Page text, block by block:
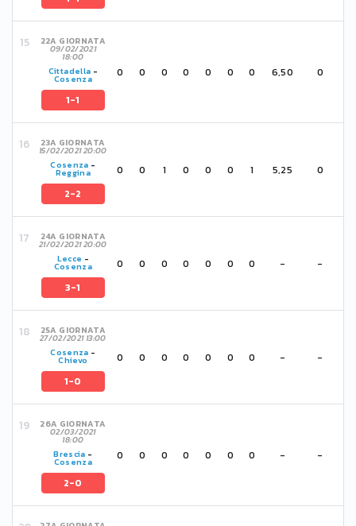
22A GIORNATA
09/02/2021
18:00
Cittadella -
Cosenza
1-1
0 0 0 0 0 0 0 6,50 0
23A GIORNATA
15/02/2021 20:00
Cosenza -
Reggina
2-2
0 0 1 0 0 0 1 5,25 0
24A GIORNATA
21/02/2021 20:00
Lecce -
Cosenza
3-1
0 0 0 0 0 0 0 - -
25A GIORNATA
27/02/2021 13:00
Cosenza -
Chievo
1-0
0 0 0 0 0 0 0 - -
26A GIORNATA
02/03/2021
18:00
Brescia -
Cosenza
2-0
0 0 0 0 0 0 0 - -